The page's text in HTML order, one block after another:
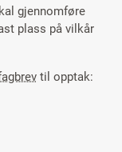
gjennomføre
plass på vilkår
til opptak: